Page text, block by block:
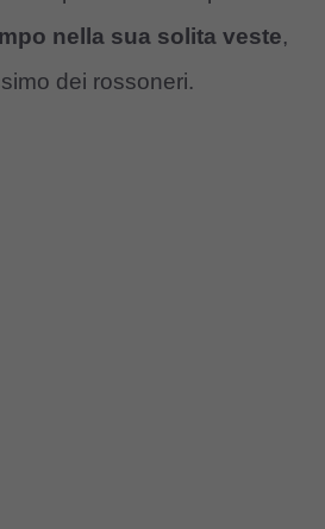
nella sua solita veste,
dei rossoneri.